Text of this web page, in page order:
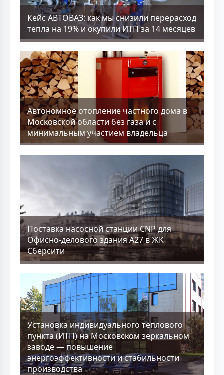
Кейс АВТОВАЗ: как мы снизили перерасход
тепла на 19% и окупили ИТП за 14 месяцев
Aвтономное отопление частного дома в
Московской области без газа и с
минимальным участием владельца
Поставка насосной станции CNP для
Офисно-делового здания А27 в ЖК
Сберсити
Установка индивидуального теплового
пункта (ИТП) на Московском зеркальном
заводе — повышение
энергоэффективности и стабильности
производства